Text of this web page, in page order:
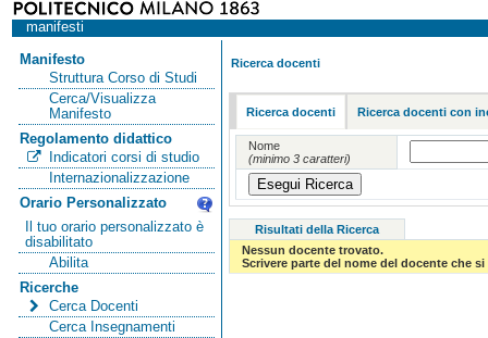
manifesti
Manifesto
Struttura Corso di Studi
Cerca/Visualizza
Manifesto
Regolamento didattico
Indicatori corsi di studio
Internazionalizzazione
Orario Personalizzato
Il tuo orario personalizzato è
disabilitato
Abilita
Ricerche
Cerca Docenti
Cerca Insegnamenti
Ricerca docenti
Ricerca docenti Ricerca docenti con
Nome
(minimo 3 caratteri)
Risultati della Ricerca
Nessun docente trovato.
Scrivere parte del nome del docente che